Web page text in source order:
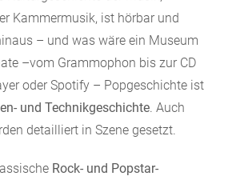
Kammermusik, ist hörbar und
– und was wäre ein Museum
–vom Grammophon bis zur CD
oder Spotify – Popgeschichte ist
und Technikgeschichte. Auch
detailliert in Szene gesetzt.
Rock- und Popstar-